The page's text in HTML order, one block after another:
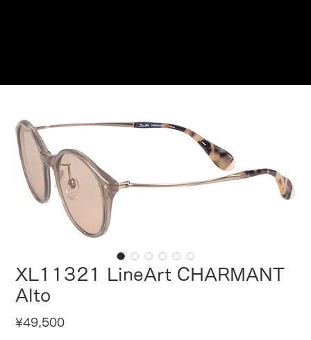
XL11321 LineArt CHARMANT
Alto
¥49,500Price